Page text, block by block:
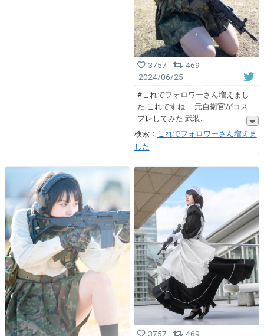
3757
469
2024/06/25
#これでフォロワーさん増えまし
た これですね 元自衛官がコス
プレしてみた 武装
検索： これでフォロワーさん増えま
した
3757
469